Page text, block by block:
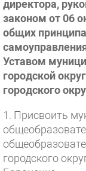
директора,
законом от 06
общих
Уставом
городской
городского
1. Присвоить
городского